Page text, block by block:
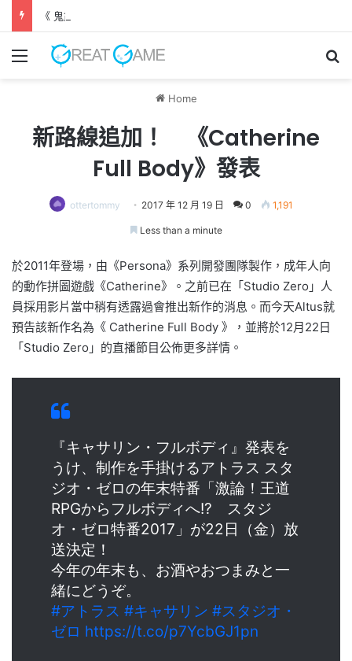
《 鬼武者 劍之道 》 實機試玩報告 源義經將是事件的起源！？
Menu
Home
新路線追加！ 《Catherine
Full Body》發表
ottertommy 2017 年 12 月 19 日 0 1,191
Less than a minute
於2011年登場，由《Persona》系列開發團隊製作，成年人向
的動作拼圖遊戲《Catherine》。之前已在「Studio Zero」人
員採用影片當中稍有透露過會推出新作的消息。而今天Altus就
預告該新作名為《 Catherine Full Body 》，並將於12月22日
「Studio Zero」的直播節目公佈更多詳情。
『キャサリン・フルボディ』発表を
うけ、制作を手掛けるアトラス スタ
ジオ・ゼロの年末特番「激論！王道
RPGからフルボディへ!? スタジ
オ・ゼロ特番2017」が22日（金）放
送決定！
今年の年末も、お酒やおつまみと一
緒にどうぞ。
#アトラス #キャサリン #スタジオ・
ゼロ https://t.co/p7YcbGJ1pn